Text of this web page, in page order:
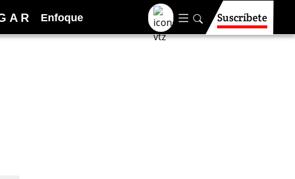
A R Enfoque Suscríbete